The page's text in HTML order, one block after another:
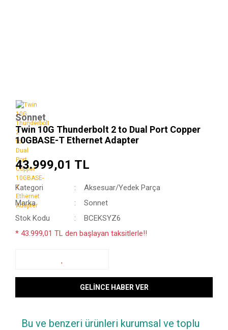
Sonnet
Twin 10G Thunderbolt 2 to Dual Port Copper
10GBASE-T Ethernet Adapter
43.999,01 TL
Kategori
Aksesuar/Yedek Parça
Marka
Sonnet
Stok Kodu
BCEKSYZ6
* 43.999,01 TL den başlayan taksitlerle!!
GELİNCE HABER VER
Bu ve benzeri ürünleri kurumsal ve toplu